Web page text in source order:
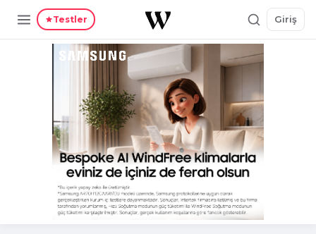
Testler Giriş